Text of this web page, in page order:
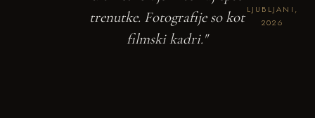
trenutke. Fotografije so kot
filmski kadri."
LJUBLJANI,
2026